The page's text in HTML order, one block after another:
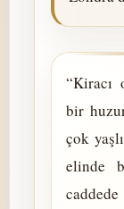
“Kiracı
bir
çok
elinde